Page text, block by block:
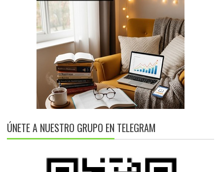
ÚNETE A NUESTRO GRUPO EN TELEGRAM